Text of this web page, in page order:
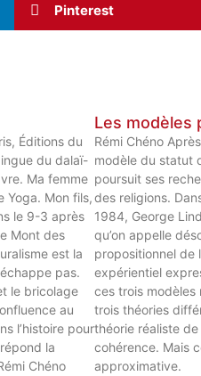
Pinterest
Éditions du
du dalaï-
Ma femme
Yoga. Mon fils,
le 9-3 après
Mont des
est la
pas.
le bricolage
au
l’histoire pour
la
Chéno
Les modèles
Rémi Chéno
modèle du statut
poursuit ses
des religions.
1984, George
qu’on appelle
propositionnel de
expérientiel
ces trois
trois théories
théorie réaliste
cohérence. Mais
approximative.